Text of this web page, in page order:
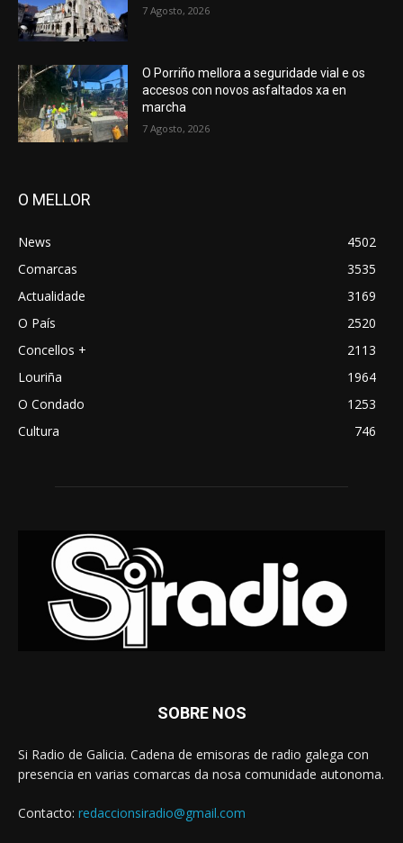
7 Agosto, 2026
O Porriño mellora a seguridade vial e os
accesos con novos asfaltados xa en
marcha
7 Agosto, 2026
O MELLOR
News
4502
Comarcas
3535
Actualidade
3169
O País
2520
Concellos +
2113
Louriña
1964
O Condado
1253
Cultura
746
SOBRE NOS
Si Radio de Galicia. Cadena de emisoras de radio galega con
presencia en varias comarcas da nosa comunidade autonoma.
Contacto: redaccionsiradio@gmail.com